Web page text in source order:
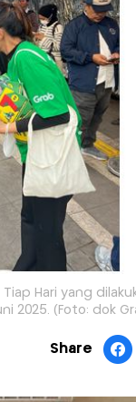
Hari yang
2025. (Foto: dok
Share